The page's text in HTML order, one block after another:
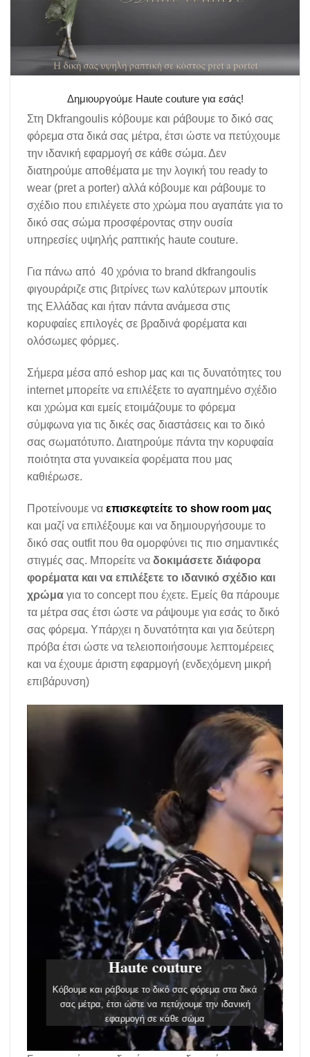
Δημιουργούμε Haute couture για εσάς!
Στη Dkfrangoulis κόβουμε και ράβουμε το δικό σας
φόρεμα στα δικά σας μέτρα, έτσι ώστε να πετύχουμε
την ιδανική εφαρμογή σε κάθε σώμα. Δεν
διατηρούμε αποθέματα με την λογική του ready to
wear (pret a porter) αλλά κόβουμε και ράβουμε το
σχέδιο που επιλέγετε στο χρώμα που αγαπάτε για το
δικό σας σώμα προσφέροντας στην ουσία
υπηρεσίες υψηλής ραπτικής haute couture.
Για πάνω από 40 χρόνια το brand dkfrangoulis
φιγουράριζε στις βιτρίνες των καλύτερων μπουτίκ
της Ελλάδας και ήταν πάντα ανάμεσα στις
κορυφαίες επιλογές σε βραδινά φορέματα και
ολόσωμες φόρμες.
Σήμερα μέσα από eshop μας και τις δυνατότητες του
internet μπορείτε να επιλέξετε το αγαπημένο σχέδιο
και χρώμα και εμείς ετοιμάζουμε το φόρεμα
σύμφωνα για τις δικές σας διαστάσεις και το δικό
σας σωματότυπο. Διατηρούμε πάντα την κορυφαία
ποιότητα στα γυναικεία φορέματα που μας
καθιέρωσε.
Προτείνουμε να επισκεφτείτε το show room μας
και μαζί να επιλέξουμε και να δημιουργήσουμε το
δικό σας outfit που θα ομορφύνει τις πιο σημαντικές
στιγμές σας. Μπορείτε να δοκιμάσετε διάφορα
φορέματα και να επιλέξετε το ιδανικό σχέδιο και
χρώμα για το concept που έχετε. Εμείς θα πάρουμε
τα μέτρα σας έτσι ώστε να ράψουμε για εσάς το δικό
σας φόρεμα. Υπάρχει η δυνατότητα και για δεύτερη
πρόβα έτσι ώστε να τελειοποιήσουμε λεπτομέρειες
και να έχουμε άριστη εφαρμογή (ενδεχόμενη μικρή
επιβάρυνση)
Haute couture
Kόβουμε και ράβουμε το δικό σας φόρεμα στα δικά
σας μέτρα, έτσι ώστε να πετύχουμε την ιδανική
εφαρμογή σε κάθε σώμα